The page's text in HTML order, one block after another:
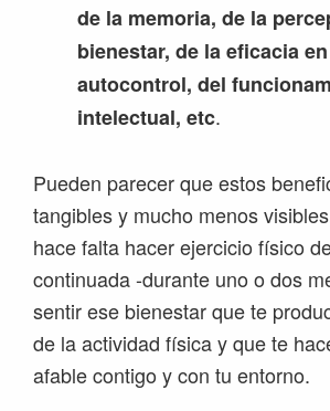
de la memoria, de la
bienestar, de la eficacia
autocontrol, del
intelectual, etc.
Pueden parecer que estos
tangibles y mucho menos
hace falta hacer ejercicio físico
continuada -durante uno o dos
sentir ese bienestar que te
de la actividad física y que te
afable contigo y con tu entorno.